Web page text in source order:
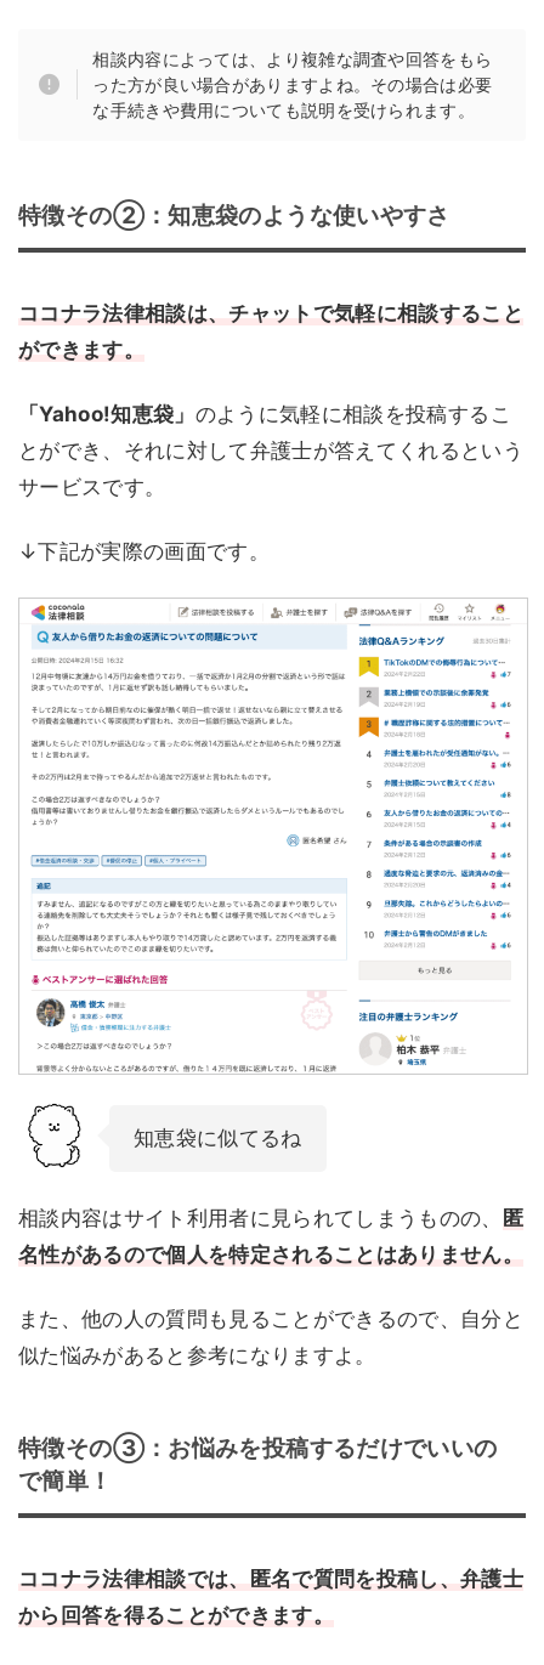
相談内容によっては、より複雑な調査や回答をもら
った方が良い場合がありますよね。その場合は必要
な手続きや費用についても説明を受けられます。
特徴その②：知恵袋のような使いやすさ
ココナラ法律相談は、チャットで気軽に相談すること
ができます。
「Yahoo!知恵袋」 のように気軽に相談を投稿するこ
とができ、それに対して弁護士が答えてくれるという
サービスです。
↓下記が実際の画面です。
知恵袋に似てるね
相談内容はサイト利用者に見られてしまうものの、
匿
名性があるので個人を特定されることはありません。
また、他の人の質問も見ることができるので、自分と
似た悩みがあると参考になりますよ。
特徴その③：お悩みを投稿するだけでいいの
で簡単！
ココナラ法律相談では、匿名で質問を投稿し、弁護士
から回答を得ることができます。